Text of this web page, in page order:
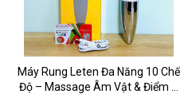
Máy Rung Leten Đa Năng 10 Chế
Độ – Massage Âm Vật & Điểm G